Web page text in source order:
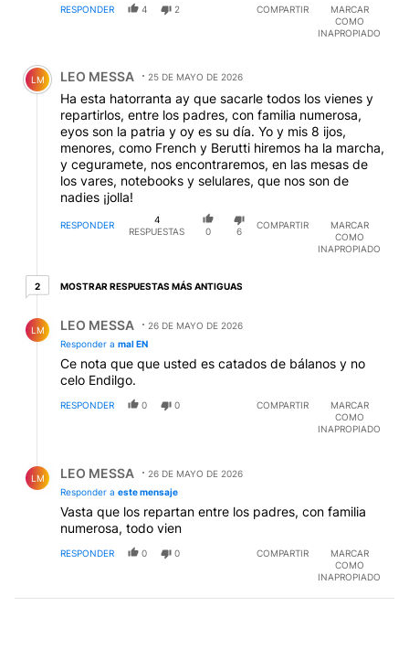
terrible desgobierno
RESPONDER 4 2 COMPARTIR
MARCAR
COMO
INAPROPIADO
Comentario de LEO MESSA.
LM LEO MESSA 25 DE MAYO DE 2026
Ha esta hatorranta ay que sacarle todos los vienes y
repartirlos, entre los padres, con familia numerosa,
eyos son la patria y oy es su día. Yo y mis 8 ijos,
menores, como French y Berutti hiremos ha la marcha,
y ceguramete, nos encontraremos, en las mesas de
los vares, notebooks y selulares, que nos son de
nadies ¡jolla!
RESPONDER
4
RESPUESTAS
0 6
COMPARTIR
MARCAR
COMO
INAPROPIADO
22 respuestas más antiguas
MOSTRAR RESPUESTAS MÁS ANTIGUAS
LM LEO MESSA
26 DE MAYO DE 2026
Responder a mal EN
Ce nota que que usted es catados de bálanos y no
celo Endilgo.
RESPONDER 0 0 COMPARTIR
MARCAR
COMO
INAPROPIADO
LM LEO MESSA
26 DE MAYO DE 2026
Responder a este mensaje
Vasta que los repartan entre los padres, con familia
numerosa, todo vien
RESPONDER 0 0 COMPARTIR
MARCAR
COMO
INAPROPIADO